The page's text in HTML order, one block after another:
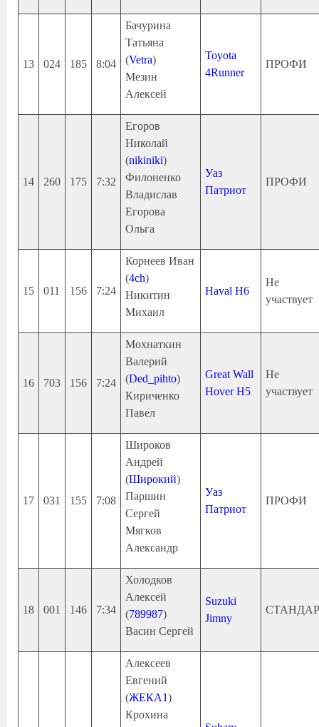
13 024 185 8:04
Бачурина
Татьяна
(Vetra)
Мезин
Алексей
Toyota
4Runner
ПРОФИ
14 260 175 7:32
Егоров
Николай
(nikiniki)
Филоненко
Владислав
Егорова
Ольга
Уаз
Патриот
ПРОФИ
15 011 156 7:24
Корнеев Иван
(4ch)
Никитин
Михаил
Haval H6
Не
участвует
16 703 156 7:24
Мохнаткин
Валерий
(Ded_pihto)
Кириченко
Павел
Great Wall
Hover H5
Не
участвует
17 031 155 7:08
Широков
Андрей
(Широкий)
Паршин
Сергей
Мягков
Александр
Уаз
Патриот
ПРОФИ
18 001 146 7:34
Холодков
Алексей
(789987)
Васин Сергей
Suzuki
Jimny
Алексеев
Евгений
(ЖЕКА1)
Крохина